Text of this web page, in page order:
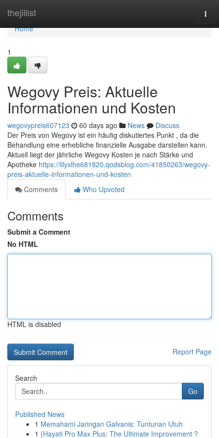
thejillist
Home
Home
1
Wegovy Preis: Aktuelle
Informationen und Kosten
wegovypreis607123 60 days ago News
Discuss
Der Preis von Wegovy ist ein häufig diskutiertes Punkt , da die
Behandlung eine erhebliche finanzielle Ausgabe darstellen kann.
Aktuell liegt der jährliche Wegovy Kosten je nach Stärke und
Apotheke https://lilyxlhe681820.qodsblog.com/41850263/wegovy-
preis-aktuelle-informationen-und-kosten
Comments
Who Upvoted
Comments
Submit a Comment
No HTML
HTML is disabled
Report Page
Search
Go
Published News
1 Memahami Jaringan Galvanis: Tuntunan Utuh
1 {Hayati Pro Max Plus: The Ultimate Improvement ?